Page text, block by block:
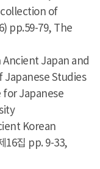
collection of
pp.59-79, The
Ancient Japan and
Japanese Studies
for Japanese
Korean
16집 pp. 9-33,